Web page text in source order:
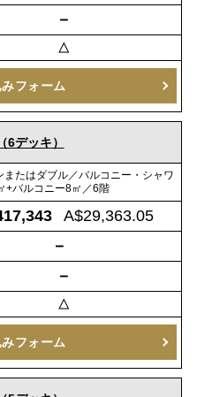
－
△
フォーム
デッキ）
またはダブル／バルコニー・シャワ
+バルコニー8㎡／6階
A$29,363.05
－
－
△
フォーム